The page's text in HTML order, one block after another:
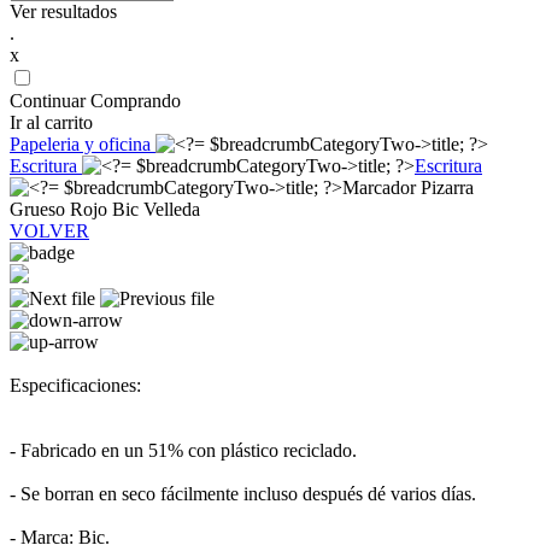
Ver resultados
.
x
Continuar Comprando
Ir al carrito
Papeleria y oficina
Escritura
Escritura
Marcador Pizarra
Grueso Rojo Bic Velleda
VOLVER
Especificaciones:
- Fabricado en un 51% con plástico reciclado.
- Se borran en seco fácilmente incluso después dé varios días.
- Marca: Bic.